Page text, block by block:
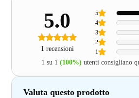
5.0
1 recensioni 1
2
3
4
5
1 su 1 (100%) utenti consigliano
Valuta questo prodotto